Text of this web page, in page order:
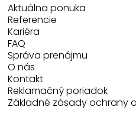
Aktuálna ponuka
Referencie
Kariéra
FAQ
Správa prenájmu
O nás
Kontakt
Reklamačný poriadok
Základné zásady ochrany